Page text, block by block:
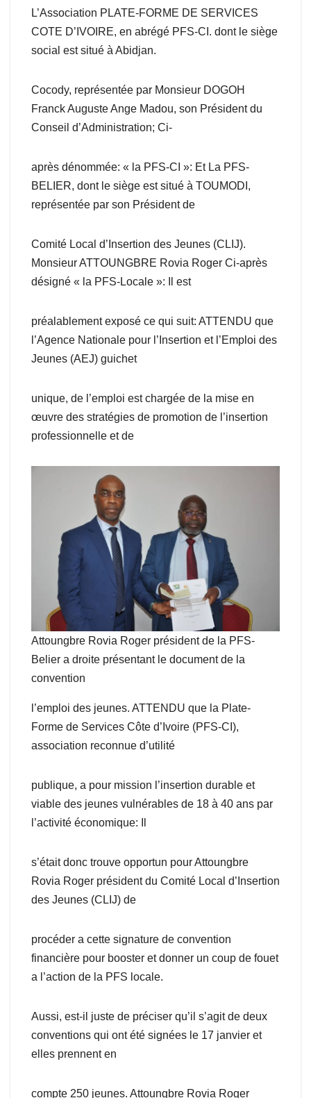
L’Association PLATE-FORME DE SERVICES
COTE D’IVOIRE, en abrégé PFS-CI. dont le siège
social est situé à Abidjan.
Cocody, représentée par Monsieur DOGOH
Franck Auguste Ange Madou, son Président du
Conseil d’Administration; Ci-
après dénommée: « la PFS-CI »: Et La PFS-
BELIER, dont le siège est situé à TOUMODI,
représentée par son Président de
Comité Local d’Insertion des Jeunes (CLIJ).
Monsieur ATTOUNGBRE Rovia Roger Ci-après
désigné « la PFS-Locale »: Il est
préalablement exposé ce qui suit: ATTENDU que
l’Agence Nationale pour l’Insertion et l’Emploi des
Jeunes (AEJ) guichet
unique, de l’emploi est chargée de la mise en
œuvre des stratégies de promotion de l’insertion
professionnelle et de
Attoungbre Rovia Roger président de la PFS-
Belier a droite présentant le document de la
convention
l’emploi des jeunes. ATTENDU que la Plate-
Forme de Services Côte d’Ivoire (PFS-CI),
association reconnue d’utilité
publique, a pour mission l’insertion durable et
viable des jeunes vulnérables de 18 à 40 ans par
l’activité économique: Il
s’était donc trouve opportun pour Attoungbre
Rovia Roger président du Comité Local d’Insertion
des Jeunes (CLIJ) de
procéder a cette signature de convention
financière pour booster et donner un coup de fouet
a l’action de la PFS locale.
Aussi, est-il juste de préciser qu’il s’agit de deux
conventions qui ont été signées le 17 janvier et
elles prennent en
compte 250 jeunes. Attoungbre Rovia Roger